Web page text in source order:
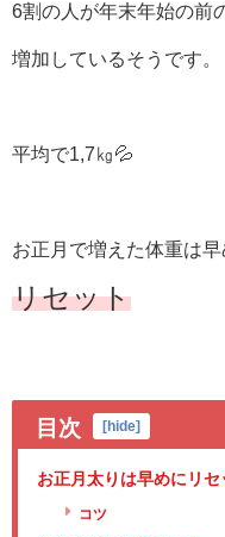
6割の人が年末年始の前
増加しているそうです。
平均で1,7㎏💦
お正月で増えた体重は早
リセット
目次 [hide]
お正月太りは早めにリセ
コツ